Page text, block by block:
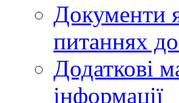
Документи
питаннях
Додаткові
інформації